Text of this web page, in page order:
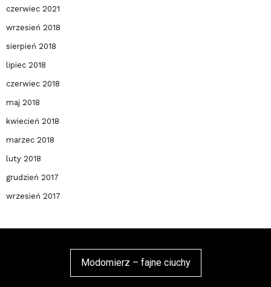
czerwiec 2021
wrzesień 2018
sierpień 2018
lipiec 2018
czerwiec 2018
maj 2018
kwiecień 2018
marzec 2018
luty 2018
grudzień 2017
wrzesień 2017
Modomierz – fajne ciuchy